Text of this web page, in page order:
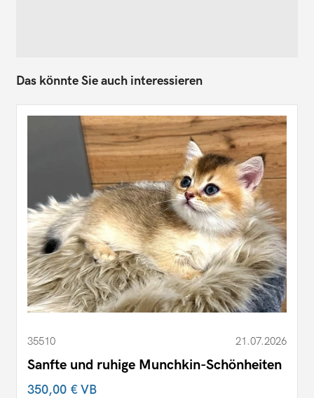
Das könnte Sie auch interessieren
35510 21.07.2026
Sanfte und ruhige Munchkin-Schönheiten
350,00 €VB